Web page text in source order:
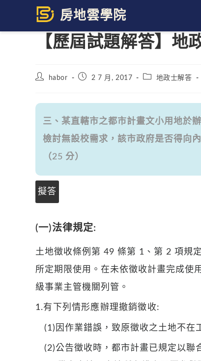
content
【歷屆試題解答】地
Posthabor
Post2 7 月, 2017
Post地政士解答
三、某直轄市之都市計畫文小用地於
檢討無設校需求，該市政府是否得向
（25 分）
擬答
(一)法律規定:
土地徵收條例第 49 條第 1、第 2 項規
所定期限使用。在未依徵收計畫完成使
級事業主管機關列管。
1.有下列情形應辦理撤銷徵收:
(1)因作業錯誤，致原徵收之土地不在
(2)公告徵收時，都市計畫已規定以聯